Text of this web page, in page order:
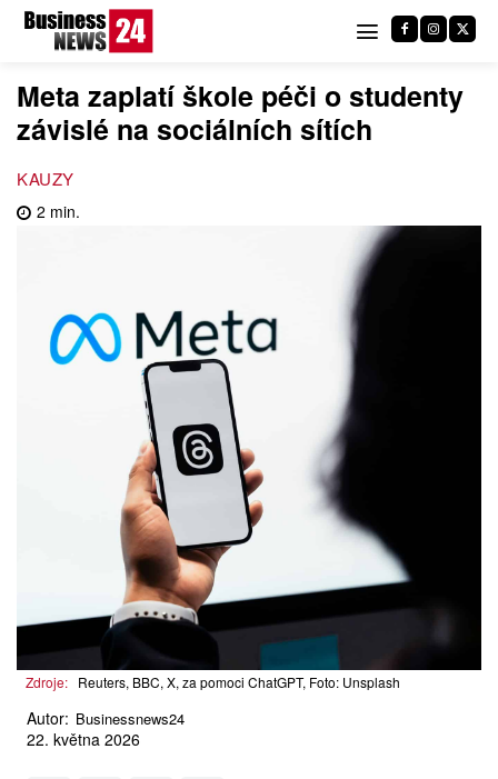
Meta zaplatí škole péči o studenty
závislé na sociálních sítích
KAUZY
2 min.
Zdroje: Reuters, BBC, X, za pomoci ChatGPT, Foto: Unsplash
Autor: Businessnews24
22. května 2026